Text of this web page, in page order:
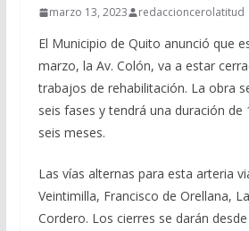
marzo 13, 2023 redaccioncerolatitud
El Municipio de Quito anunció que
marzo, la Av. Colón, va a estar
trabajos de rehabilitación. La obra
seis fases y tendrá una duración de
seis meses.
Las vías alternas para esta arteria
Veintimilla, Francisco de Orellana,
Cordero. Los cierres se darán